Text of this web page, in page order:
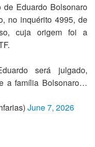
de Eduardo Bolsonaro
no inquérito 4995, de
cuja origem foi a
será julgado,
a família Bolsonaro…
June 7, 2026